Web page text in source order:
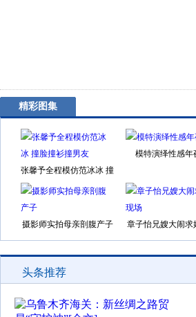
精彩图集
张馨予全程模仿范冰冰 撞
脸撞衫撞男友
模特演绎性感年
摄影师实拍母亲剖腹产子 章子怡兄嫂大闹求
头条推荐